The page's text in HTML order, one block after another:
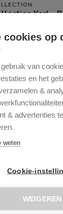
cookies op
van
en het
&
& advertenties
weten
Cookie-
WEIGEREN
Karl -
Karl -
Karl -
Karl